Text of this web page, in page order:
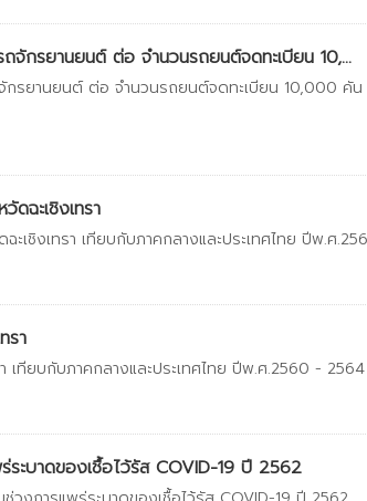
จักรยานยนต์ ต่อ จำนวนรถยนต์จดทะเบียน 10,...
รยานยนต์ ต่อ จำนวนรถยนต์จดทะเบียน 10,000 คัน
ฉะเชิงเทรา
เชิงเทรา เทียบกับภาคกลางและประเทศไทย ปีพ.ศ
รา
เทียบกับภาคกลางและประเทศไทย ปีพ.ศ.2560 - 2564
ระบาดของเชื้อไว้รัส COVID-19 ปี 2562